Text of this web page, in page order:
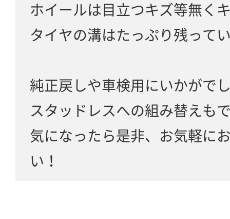
ホイールは目立つキズ等無く
タイヤの溝はたっぷり残って
純正戻しや車検用にいかがで
スタッドレスへの組み替えも
気になったら是非、お気軽に
い！